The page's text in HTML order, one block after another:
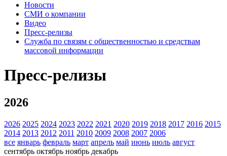
Новости
СМИ о компании
Видео
Пресс-релизы
Служба по связям с общественностью и средствам
массовой информации
Пресс-релизы
2026
2026 2025 2024 2023 2022 2021 2020 2019 2018 2017 2016 2015
2014 2013 2012 2011 2010 2009 2008 2007 2006
все январь февраль март апрель май июнь июль август
сентябрь октябрь ноябрь декабрь